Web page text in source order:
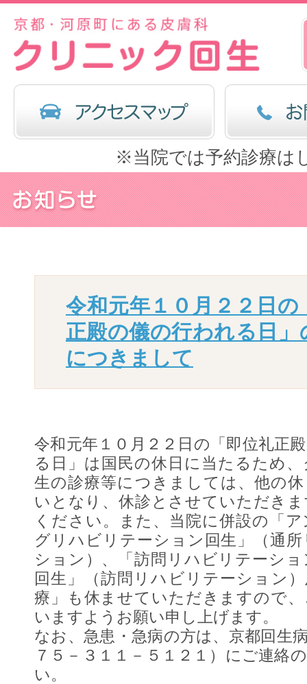
※当院では予約診療は
令和元年１０月２２日の
正殿の儀の行われる日」
につきまして
令和元年１０月２２日の「即位礼正
る日」は国民の休日に当たるため
生の診療等につきましては、他の
いとなり、休診とさせていただき
ください。また、当院に併設の「
グリハビリテーション回生」（通
ション）、「訪問リハビリテーシ
回生」（訪問リハビリテーション
療」も休ませていただきますので
いますようお願い申し上げます。
なお、急患・急病の方は、京都回生
７５－３１１－５１２１）にご連絡
い。